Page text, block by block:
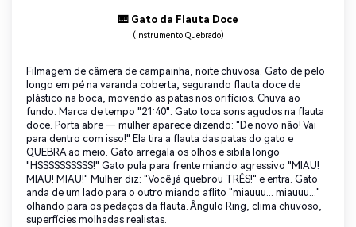
🎹 Gato da Flauta Doce
(Instrumento Quebrado)
Filmagem de câmera de campainha, noite chuvosa. Gato de pelo
longo em pé na varanda coberta, segurando flauta doce de
plástico na boca, movendo as patas nos orifícios. Chuva ao
fundo. Marca de tempo "21:40". Gato toca sons agudos na flauta
doce. Porta abre — mulher aparece dizendo: "De novo não! Vai
para dentro com isso!" Ela tira a flauta das patas do gato e
QUEBRA ao meio. Gato arregala os olhos e sibila longo
"HSSSSSSSSSS!" Gato pula para frente miando agressivo "MIAU!
MIAU! MIAU!" Mulher diz: "Você já quebrou TRÊS!" e entra. Gato
anda de um lado para o outro miando aflito "miauuu... miauuu..."
olhando para os pedaços da flauta. Ângulo Ring, clima chuvoso,
superfícies molhadas realistas.